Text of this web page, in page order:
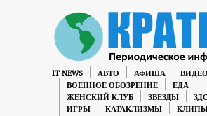
IT NEWS АВТО АФИША
ВИДЕО
ВОЕННОЕ ОБОЗРЕНИЕ
ЕДА
ЖЕНСКИЙ КЛУБ
ЗВЕЗДЫ
ИГРЫ
КАТАКЛИЗМЫ